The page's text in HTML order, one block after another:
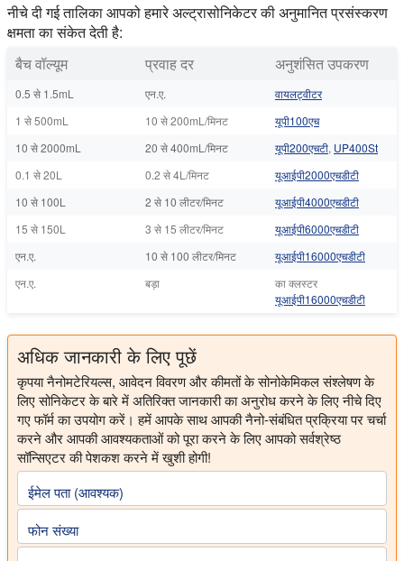
नीचे दी गई तालिका आपको हमारे अल्ट्रासोनिकेटर की अनुमानित प्रसंस्करण
क्षमता का संकेत देती है:
बैच वॉल्यूम
प्रवाह दर अनुशंसित उपकरण
0.5 से 1.5mL एन.ए.
वायलट्वीटर
1 से 500mL
10 से 200mL/मिनट
यूपी100एच
10 से 2000mL
20 से 400mL/मिनट यूपी200एचटी, UP400St
0.1 से 20L
0.2 से 4L/मिनट
यूआईपी2000एचडीटी
10 से 100L
2 से 10 लीटर/मिनट
यूआईपी4000एचडीटी
15 से 150L
3 से 15 लीटर/मिनट
यूआईपी6000एचडीटी
एन.ए.
10 से 100 लीटर/मिनट
यूआईपी16000एचडीटी
एन.ए.
बड़ा
का क्लस्टर
यूआईपी16000एचडीटी
अधिक जानकारी के लिए पूछें
कृपया नैनोमटेरियल्स, आवेदन विवरण और कीमतों के सोनोकेमिकल संश्लेषण के
लिए सोनिकेटर के बारे में अतिरिक्त जानकारी का अनुरोध करने के लिए नीचे दिए
गए फॉर्म का उपयोग करें। हमें आपके साथ आपकी नैनो-संबंधित प्रक्रिया पर चर्चा
करने और आपकी आवश्यकताओं को पूरा करने के लिए आपको सर्वश्रेष्ठ
सॉन्सिएटर की पेशकश करने में खुशी होगी!
ईमेल पता (आवश्यक)
फोन संख्या